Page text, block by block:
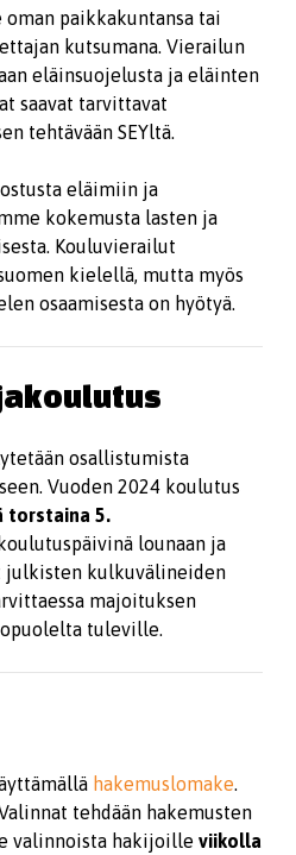
paikkakuntansa tai
kutsumana. Vierailun
eläinsuojelusta ja eläinten
saavat tarvittavat
tehtävään SEYltä.
eläimiin ja
kokemusta lasten ja
Kouluvierailut
kielellä, mutta myös
osaamisesta on hyötyä.
osallistumista
Vuoden 2024 koulutus
torstaina 5.
lounaan ja
julkisten kulkuvälineiden
majoituksen
tuleville.
hakemuslomake.
tehdään hakemusten
valinnoista hakijoille viikolla